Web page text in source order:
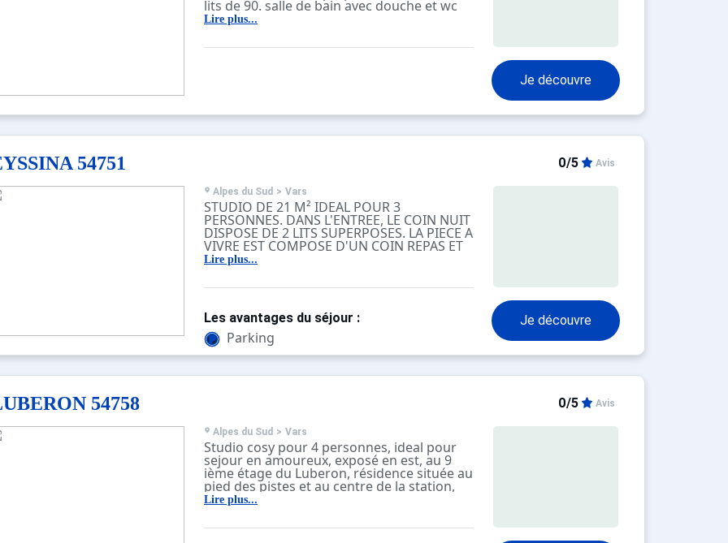
lits de 90. salle de bain avec douche et wc
séparés. équipements : frigo, 3 plaques
ondes, TV. balcon ouest vue pistes. 6ème
Lire plus...
Je découvre
54751 0/5 Avis
Alpes du Sud > Vars
STUDIO DE 21 M² IDEAL POUR 3
PERSONNES. DANS L'ENTREE, LE COIN NUIT
DISPOSE DE 2 LITS SUPERPOSES. LA PIECE A
VIVRE EST COMPOSE D'UN COIN REPAS ET
D'UN LIT GIGOGNE 2 PERSONNES. WC ET
Lire plus...
Je découvre
Les avantages du séjour :
Parking
54758 0/5 Avis
Alpes du Sud > Vars
Studio cosy pour 4 personnes, ideal pour
sejour en amoureux, exposé en est, au 9
ième étage du Luberon, résidence située au
pied des pistes et au centre de la station,
équipée Wifi. Celui ci dispose, dans une
un rideau, avec un lit double rabattable. Le
Lire plus...